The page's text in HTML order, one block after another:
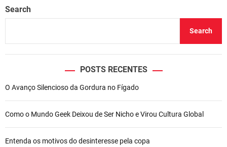
Search
Search
POSTS RECENTES
O Avanço Silencioso da Gordura no Fígado
Como o Mundo Geek Deixou de Ser Nicho e Virou Cultura Global
Entenda os motivos do desinteresse pela copa